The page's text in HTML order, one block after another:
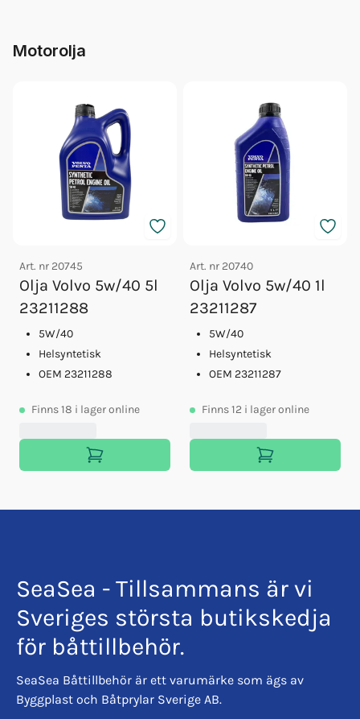
Motorolja
Art. nr 20745
Olja Volvo 5w/40 5l
23211288
5W/40
Helsyntetisk
OEM 23211288
Finns18 i lager online
Art. nr 20740
Olja Volvo 5w/40 1l
23211287
5W/40
Helsyntetisk
OEM 23211287
Finns12 i lager online
SeaSea - Tillsammans är vi
Sveriges största butikskedja
för båttillbehör.
SeaSea Båttillbehör är ett varumärke som ägs av
Byggplast och Båtprylar Sverige AB.